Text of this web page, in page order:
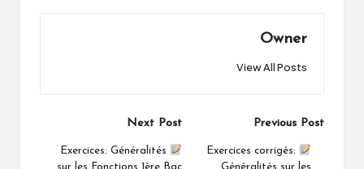
Owner
View All Posts
Post
navigation
Previous Post
Exercices corrigés:
Next Post
Exercices: Généralités